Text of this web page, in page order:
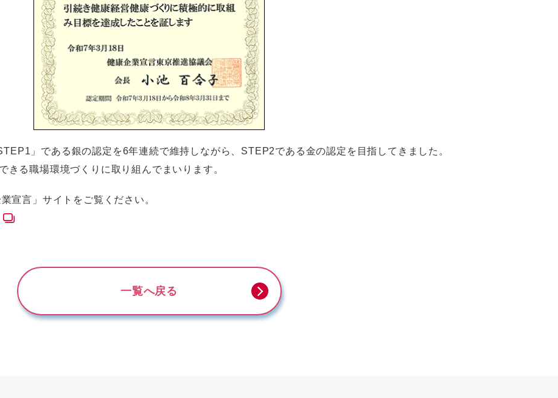
」である銀の認定を6年連続で維持しながら、STEP2である金の認定を目指してきました。
る職場環境づくりに取り組んでまいります。
宣言」サイトをご覧ください。
一覧へ戻る